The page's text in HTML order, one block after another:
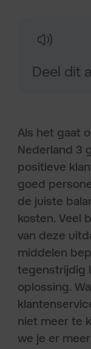
Deel dit
Als het gaat
Nederland 3
positieve
goed
de juiste
kosten. Veel
van deze
middelen
tegenstrijdig
oplossing.
niet meer te
we je er